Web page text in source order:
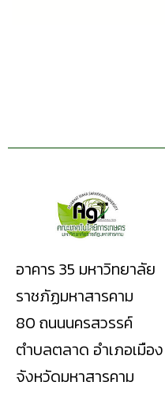
อาคาร 35 มหาวิทยาลัย
ราชภัฏมหาสารคาม
80 ถนนนครสวรรค์
ตำบลตลาด อำเภอเมือง
จังหวัดมหาสารคาม